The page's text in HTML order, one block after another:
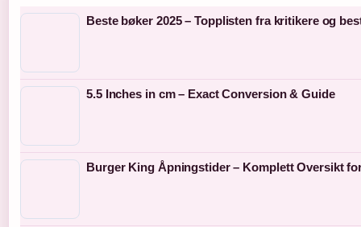
Beste bøker 2025 – Topplisten fra kritikere og
5.5 Inches in cm – Exact Conversion & Guide
Burger King Åpningstider – Komplett Oversikt